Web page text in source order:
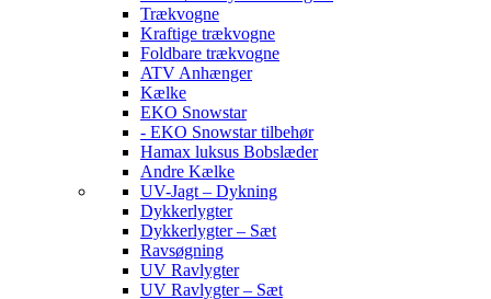
Trækvogne
Kraftige trækvogne
Foldbare trækvogne
ATV Anhænger
Kælke
EKO Snowstar
- EKO Snowstar tilbehør
Hamax luksus Bobslæder
Andre Kælke
UV-Jagt – Dykning
Dykkerlygter
Dykkerlygter – Sæt
Ravsøgning
UV Ravlygter
UV Ravlygter – Sæt